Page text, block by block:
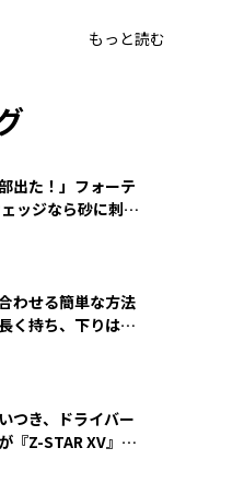
もっと読む
出た！」フォーテ
ッジなら砂に刺さ
わせる簡単な方法
く持ち、下りは短
つき、ドライバー
『Z-STAR XV』を